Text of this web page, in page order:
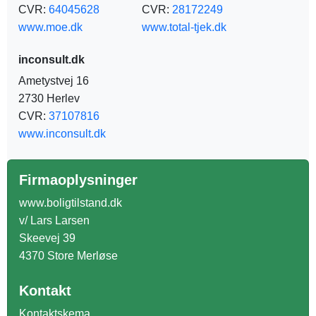
CVR: 64045628
www.moe.dk
CVR: 28172249
www.total-tjek.dk
inconsult.dk
Ametystvej 16
2730 Herlev
CVR: 37107816
www.inconsult.dk
Firmaoplysninger
www.boligtilstand.dk
v/ Lars Larsen
Skeevej 39
4370 Store Merløse
Kontakt